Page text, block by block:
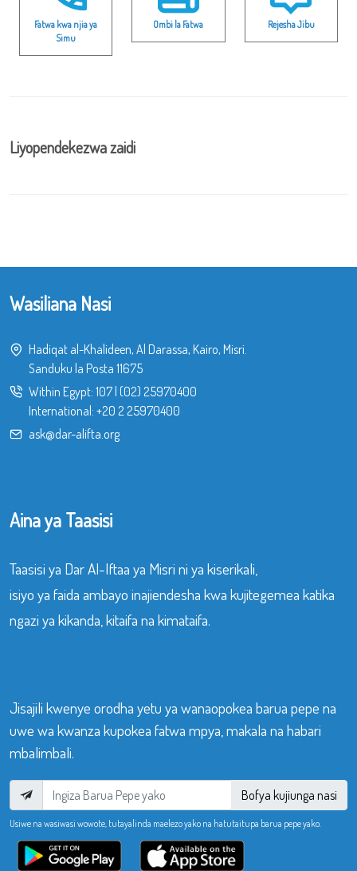
Fatwa kwa njia ya
Simu
Ombi la Fatwa Rejesha Jibu
Liyopendekezwa zaidi
Wasiliana Nasi
Hadiqat al-Khalideen, Al Darassa, Kairo, Misri.
Sanduku la Posta 11675
Within Egypt: 107| (02) 25970400
International: +20 2 25970400
ask@dar-alifta.org
Aina ya Taasisi
Taasisi ya Dar Al-Iftaa ya Misri ni ya kiserikali,
isiyo ya faida ambayo inajiendesha kwa kujitegemea katika
ngazi ya kikanda, kitaifa na kimataifa.
Jisajili kwenye orodha yetu ya wanaopokea barua pepe na
uwe wa kwanza kupokea fatwa mpya, makala na habari
mbalimbali.
Bofya kujiunga nasi
Usiwe na wasiwasi wowote, tutayalinda maelezo yako na hatutaitupa barua pepe yako.